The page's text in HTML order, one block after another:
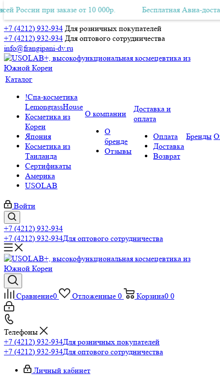
+7 (4212) 932-934 Для розничных покупателей
+7 (4212) 932-934 Для оптового сотрудничества
info@frangipani-dv.ru
Авиа-доставка по всей России при заказе от 10 000р.
России при заказе от 10 000р. Бесплатная Авиа-
Каталог
!Спа-косметика
LemongrassHouse
Косметика из
Кореи
Япония
Косметика из
Таиланда
Сертификаты
Америка
USOLAB
О компании
О
бренде
Отзывы
Доставка и
оплата
Оплата
Доставка
Возврат
Бренды
Войти
+7 (4212) 932-934
+7 (4212) 932-934Для оптового сотрудничества
Сравнение0 Отложенные 0 Корзина0 0
Телефоны
+7 (4212) 932-934Для розничных покупателей
+7 (4212) 932-934Для оптового сотрудничества
Личный кабинет